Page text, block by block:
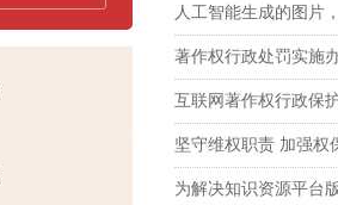
人工智能生成的图片
著作权行政处罚实施
互联网著作权行政保
坚守维权职责 加强
为解决知识资源平台